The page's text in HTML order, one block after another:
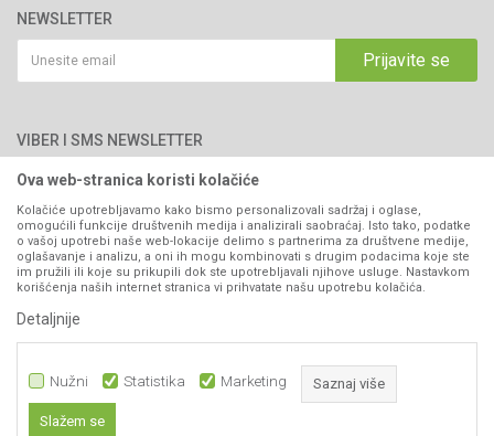
76300 Bijeljina
066/44-99-00
Katalozi
Saradnja
Kontakt
Politika privatnosti
Kako kupiti
Isporuka
Pravo na odustajanje
Reklamacije
Povraćaj sredstava
Zamjena artikala
Plaćanje karticama
NEWSLETTER
Prijavite se
VIBER I SMS NEWSLETTER
PRATITE NAS
Ova web-stranica koristi kolačiće
Kolačiće upotrebljavamo kako bismo personalizovali sadržaj i oglase,
omogućili funkcije društvenih medija i analizirali saobraćaj. Isto tako, podatke
o vašoj upotrebi naše web-lokacije delimo s partnerima za društvene medije,
oglašavanje i analizu, a oni ih mogu kombinovati s drugim podacima koje ste
im pružili ili koje su prikupili dok ste upotrebljavali njihove usluge. Nastavkom
korišćenja naših internet stranica vi prihvatate našu upotrebu kolačića.
Detaljnije
Nužni Statistika Marketing Saznaj više
Slažem se